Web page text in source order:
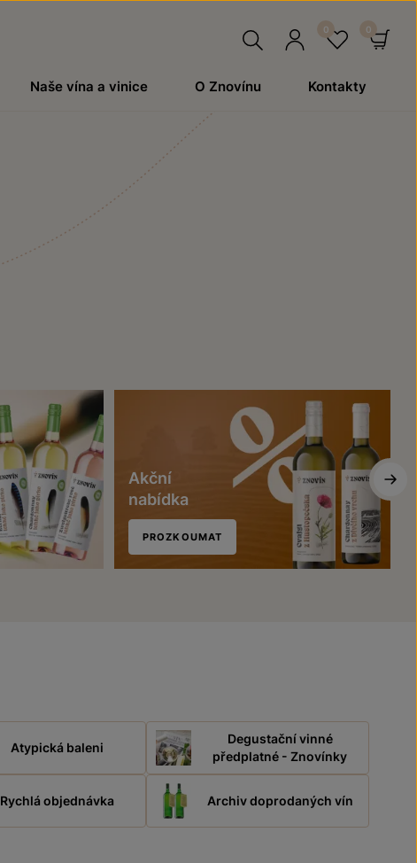
Naše vína a vinice O Znovínu Kontakty
Akční
nabídka
PROZKOUMAT
Atypická baleni
Degustační vinné
předplatné - Znovínky
Rychlá objednávka Archiv doprodaných vín